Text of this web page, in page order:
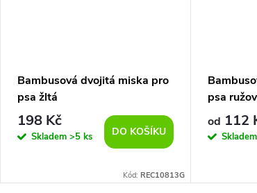
Bambusová dvojitá miska pro
psa žltá
198 Kč
Skladem >5 ks DO KOŠÍKU
Kód: REC10813G
psa
od 112
Skladem